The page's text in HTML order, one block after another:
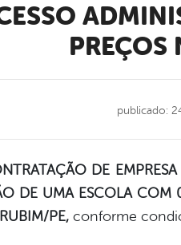
publicado:
DE
DE UMA ESCOLA COM
PE, conforme